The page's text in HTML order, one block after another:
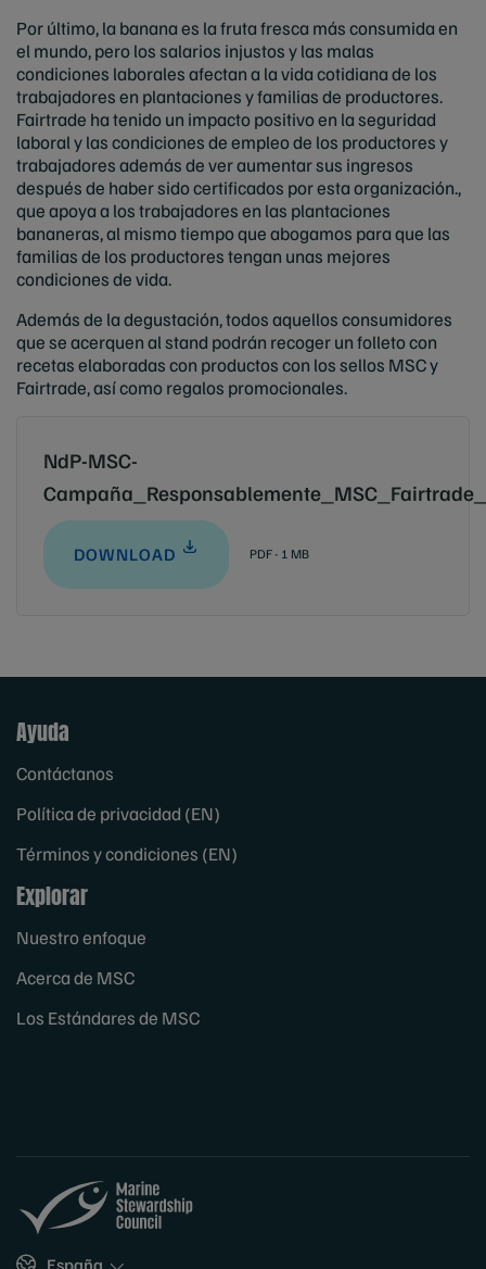
Por último, la banana es la fruta fresca más consumida en
el mundo, pero los salarios injustos y las malas
condiciones laborales afectan a la vida cotidiana de los
trabajadores en plantaciones y familias de productores.
Fairtrade ha tenido un impacto positivo en la seguridad
laboral y las condiciones de empleo de los productores y
trabajadores además de ver aumentar sus ingresos
después de haber sido certificados por esta organización.,
que apoya a los trabajadores en las plantaciones
bananeras, al mismo tiempo que abogamos para que las
familias de los productores tengan unas mejores
condiciones de vida.
Además de la degustación, todos aquellos consumidores
que se acerquen al stand podrán recoger un folleto con
recetas elaboradas con productos con los sellos MSC y
Fairtrade, así como regalos promocionales.
NdP-MSC-
DOWNLOAD PDF - 1 MB
Ayuda
Contáctanos
Política de privacidad (EN)
Términos y condiciones (EN)
Explorar
Nuestro enfoque
Acerca de MSC
Los Estándares de MSC
Sites